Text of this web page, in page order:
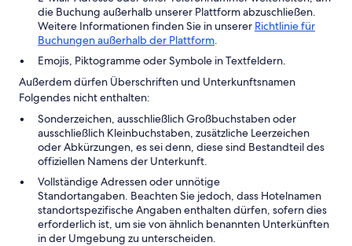
die Buchung außerhalb unserer Plattform abzuschließen.
Weitere Informationen finden Sie in unserer Richtlinie für
Buchungen außerhalb der Plattform.
Emojis, Piktogramme oder Symbole in Textfeldern.
Außerdem dürfen Überschriften und Unterkunftsnamen
Folgendes nicht enthalten:
Sonderzeichen, ausschließlich Großbuchstaben oder
ausschließlich Kleinbuchstaben, zusätzliche Leerzeichen
oder Abkürzungen, es sei denn, diese sind Bestandteil des
offiziellen Namens der Unterkunft.
Vollständige Adressen oder unnötige
Standortangaben. Beachten Sie jedoch, dass Hotelnamen
standortspezifische Angaben enthalten dürfen, sofern dies
erforderlich ist, um sie von ähnlich benannten Unterkünften
in der Umgebung zu unterscheiden.